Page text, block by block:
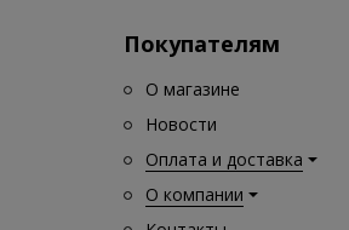
Покупателям
О магазине
Новости
Оплата и доставка
О компании